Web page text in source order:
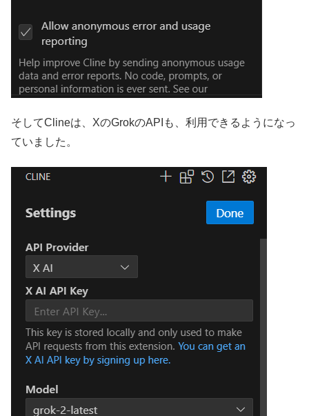
そしてClineは、XのGrokのAPIも、利用できるようになっ
ていました。